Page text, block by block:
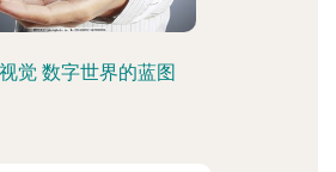
觉 数字世界的蓝图